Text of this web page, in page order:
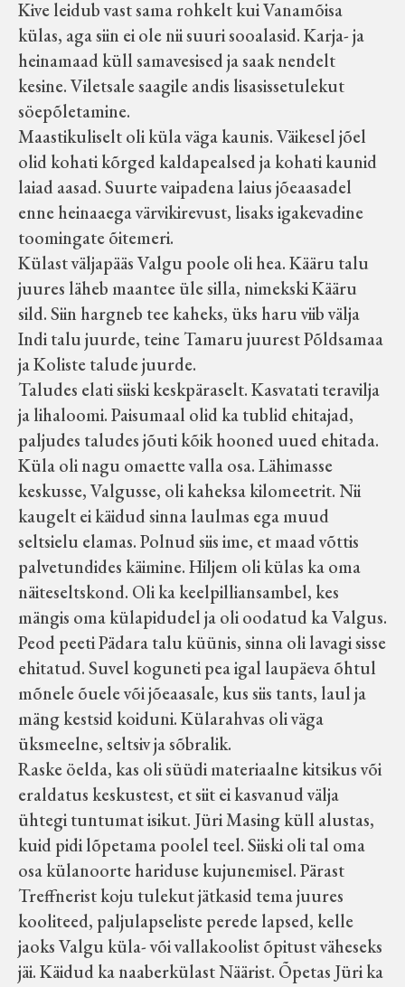
Kive leidub vast sama rohkelt kui Vanamõisa
külas, aga siin ei ole nii suuri sooalasid. Karja- ja
heinamaad küll samavesised ja saak nendelt
kesine. Viletsale saagile andis lisasissetulekut
söepõletamine.
Maastikuliselt oli küla väga kaunis. Väikesel jõel
olid kohati kõrged kaldapealsed ja kohati kaunid
laiad aasad. Suurte vaipadena laius jõeaasadel
enne heinaaega värvikirevust, lisaks igakevadine
toomingate õitemeri.
Külast väljapääs Valgu poole oli hea. Kääru talu
juures läheb maantee üle silla, nimekski Kääru
sild. Siin hargneb tee kaheks, üks haru viib välja
Indi talu juurde, teine Tamaru juurest Põldsamaa
ja Koliste talude juurde.
Taludes elati siiski keskpäraselt. Kasvatati teravilja
ja lihaloomi. Paisumaal olid ka tublid ehitajad,
paljudes taludes jõuti kõik hooned uued ehitada.
Küla oli nagu omaette valla osa. Lähimasse
keskusse, Valgusse, oli kaheksa kilomeetrit. Nii
kaugelt ei käidud sinna laulmas ega muud
seltsielu elamas. Polnud siis ime, et maad võttis
palvetundides käimine. Hiljem oli külas ka oma
näiteseltskond. Oli ka keelpilliansambel, kes
mängis oma külapidudel ja oli oodatud ka Valgus.
Peod peeti Pädara talu küünis, sinna oli lavagi sisse
ehitatud. Suvel koguneti pea igal laupäeva õhtul
mõnele õuele või jõeaasale, kus siis tants, laul ja
mäng kestsid koiduni. Külarahvas oli väga
üksmeelne, seltsiv ja sõbralik.
Raske öelda, kas oli süüdi materiaalne kitsikus või
eraldatus keskustest, et siit ei kasvanud välja
ühtegi tuntumat isikut. Jüri Masing küll alustas,
kuid pidi lõpetama poolel teel. Siiski oli tal oma
osa külanoorte hariduse kujunemisel. Pärast
Treffnerist koju tulekut jätkasid tema juures
kooliteed, paljulapseliste perede lapsed, kelle
jaoks Valgu küla- või vallakoolist õpitust väheseks
jäi. Käidud ka naaberkülast Näärist. Õpetas Jüri ka